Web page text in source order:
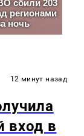
12 минут назад
вход в